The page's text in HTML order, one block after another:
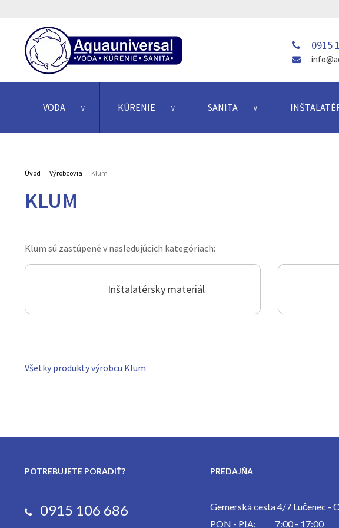
0915
VODA KÚRENIE SANITA
Úvod Výrobcovia Klum
KLUM
Klum sú zastúpené v nasledujúcich kategóriach:
Inštalatérsky materiál
Všetky produkty výrobcu Klum
POTREBUJETE PORADIŤ?
0915 106 686
PREDAJŇA
Gemerská cesta 4/7 Lučenec -
PON - PIA:
7:00 - 17:00